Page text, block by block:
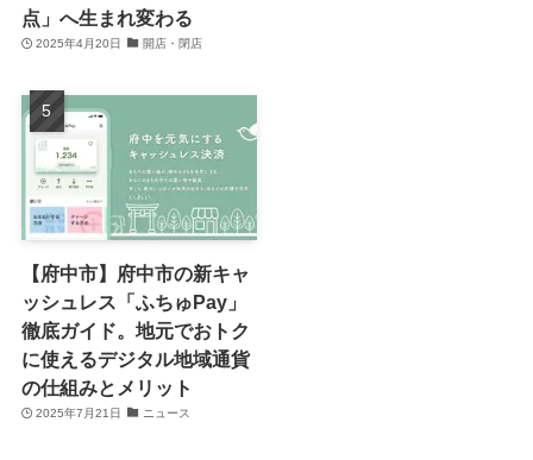
点」へ生まれ変わる
2025年4月20日 開店・閉店
【府中市】府中市の新キャ
ッシュレス「ふちゅPay」
徹底ガイド。地元でおトク
に使えるデジタル地域通貨
の仕組みとメリット
2025年7月21日 ニュース